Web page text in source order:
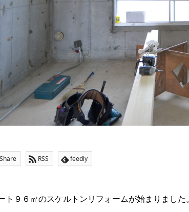
Share RSS feedly
ト９６㎡のスケルトンリフォームが始まりました。